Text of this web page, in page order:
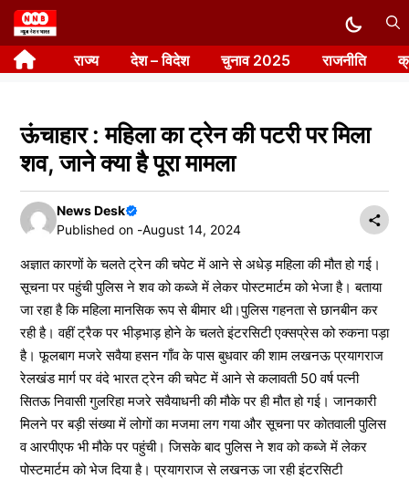
Skip
to
content राज्य देश – विदेश चुनाव 2025 राजनीति
ऊंचाहार : महिला का ट्रेन की पटरी पर मिला
शव, जाने क्या है पूरा मामला
News Desk
Published on -August 14, 2024
अज्ञात कारणों के चलते ट्रेन की चपेट में आने से अधेड़ महिला की मौत हो गई।
सूचना पर पहुंची पुलिस ने शव को कब्जे में लेकर पोस्टमार्टम को भेजा है। बताया
जा रहा है कि महिला मानसिक रूप से बीमार थी।पुलिस गहनता से छानबीन कर
रही है। वहीं ट्रैक पर भीड़भाड़ होने के चलते इंटरसिटी एक्सप्रेस को रुकना पड़ा
है। फूलबाग मजरे सवैया हसन गाँव के पास बुधवार की शाम लखनऊ प्रयागराज
रेलखंड मार्ग पर वंदे भारत ट्रेन की चपेट में आने से कलावती 50 वर्ष पत्नी
सितऊ निवासी गुलरिहा मजरे सवैयाधनी की मौके पर ही मौत हो गई। जानकारी
मिलने पर बड़ी संख्या में लोगों का मजमा लग गया और सूचना पर कोतवाली पुलिस
व आरपीएफ भी मौके पर पहुंची। जिसके बाद पुलिस ने शव को कब्जे में लेकर
पोस्टमार्टम को भेज दिया है। प्रयागराज से लखनऊ जा रही इंटरसिटी